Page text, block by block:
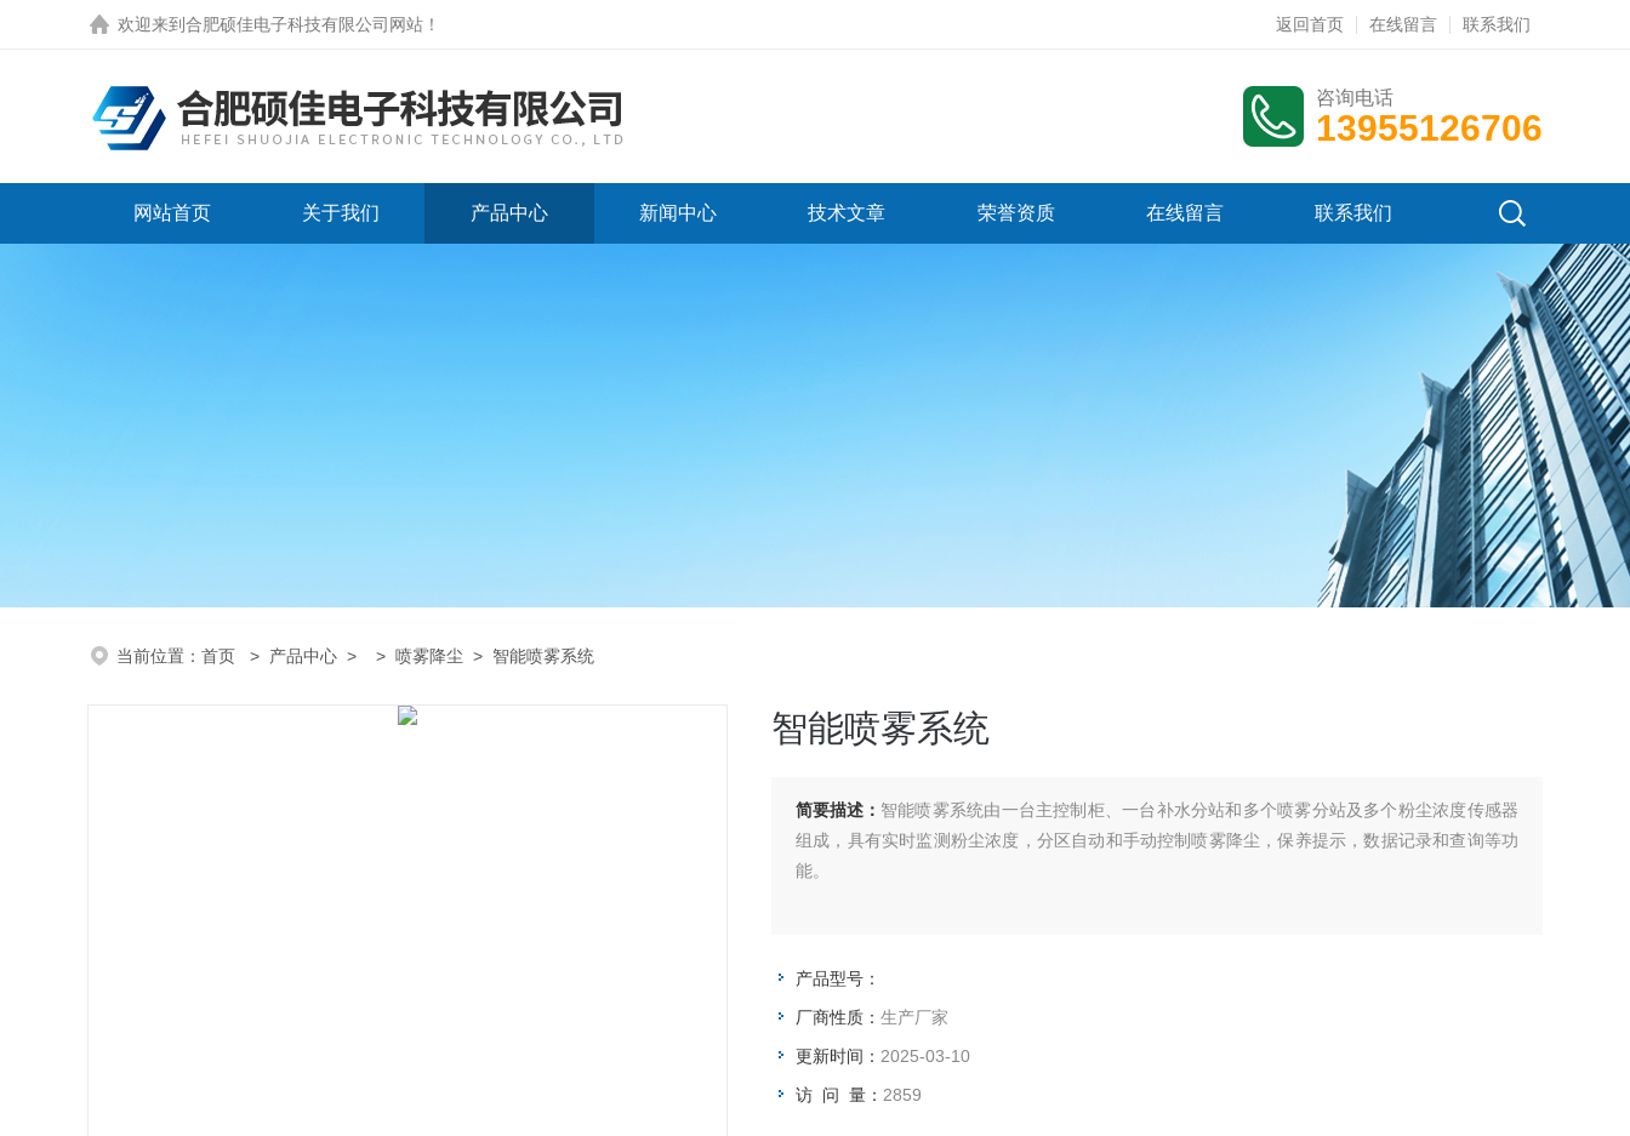
欢迎来到 合肥硕佳电子科技有限公司网站 ！ 返回首页 在线留言 联系我们
咨询电话
13955126706
网站首页 关于我们 产品中心 新闻中心 技术文章 荣誉资质 在线留言 联系我们
当前位置： 首页 > 产品中心 > > 喷雾降尘 > 智能喷雾系统
智能喷雾系统
简要描述： 智能喷雾系统由一台主控制柜、一台补水分站和多个喷雾分站及多个粉尘浓度传感器
组成，具有实时监测粉尘浓度，分区自动和手动控制喷雾降尘，保养提示，数据记录和查询等功
能。
产品型号：
厂商性质： 生产厂家
更新时间： 2025-03-10
访 问 量： 2859